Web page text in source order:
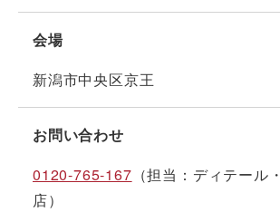
会場
新潟市中央区京王
お問い合わせ
0120-765-167 （担当：ディテール
店）